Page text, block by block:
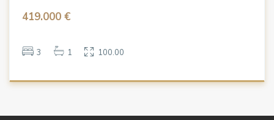
419.000 €
3 1 100.00